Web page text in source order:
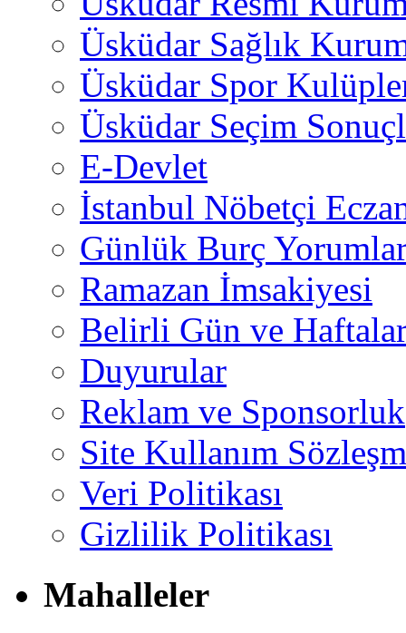
Üsküdar Sağlık
Üsküdar Spor
Üsküdar Seçim
E-Devlet
İstanbul Nöbetçi
Günlük Burç
Ramazan İmsakiyesi
Belirli Gün ve
Duyurular
Reklam ve Sponsorluk
Site Kullanım
Veri Politikası
Gizlilik Politikası
Mahalleler